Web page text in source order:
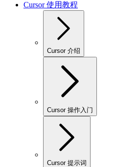
Cursor 使用教程
Cursor 介绍
Cursor 操作入门
Cursor 提示词